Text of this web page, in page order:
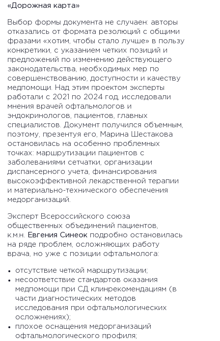
«Дорожная карта»
Выбор формы документа не случаен: авторы
отказались от формата резолюций с общими
фразами «хотим, чтобы стало лучше» в пользу
конкретики, с указанием четких позиций и
предложений по изменению действующего
законодательства, необходимых мер по
совершенствованию, доступности и качеству
медпомощи. Над этим проектом эксперты
работали с 2021 по 2024 год, исследовали
мнения врачей офтальмологов и
эндокринологов, пациентов, главных
специалистов. Документ получился объемным,
поэтому, презентуя его, Марина Шестакова
остановилась на особенно проблемных
точках: маршрутизации пациентов с
заболеваниями сетчатки, организации
диспансерного учета, финансирования
высокоэффективной лекарственной терапии
и материально-технического обеспечения
медорганизаций.
Эксперт Всероссийского союза
общественных объединений пациентов,
к.м.н.
Евгения Синеок подробно остановилась
на ряде проблем, осложняющих работу
врача, но уже с позиции офтальмолога:
отсутствие четкой маршрутизации;
несоответствие стандартов оказания
медпомощи при СД клинрекомендациям (в
части диагностических методов
исследования при офтальмологических
осложнениях);
плохое оснащения медорганизаций
офтальмологического профиля;